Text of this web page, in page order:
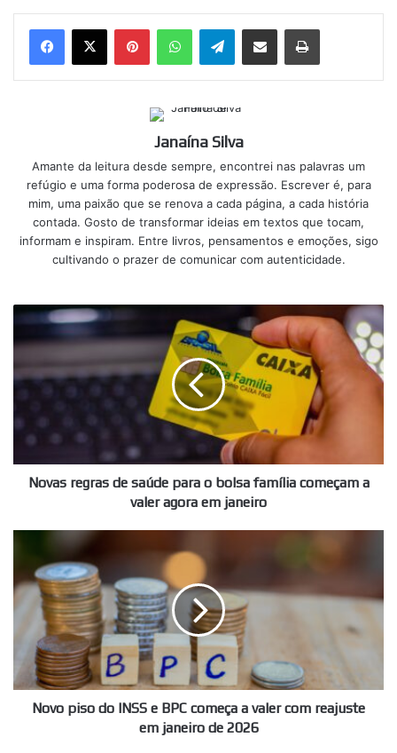
PinterestWhatsAppTelegramCompartilhar via e-mail Imprimir
Janaína Silva
Amante da leitura desde sempre, encontrei nas palavras um
refúgio e uma forma poderosa de expressão. Escrever é, para
mim, uma paixão que se renova a cada página, a cada história
contada. Gosto de transformar ideias em textos que tocam,
informam e inspiram. Entre livros, pensamentos e emoções, sigo
cultivando o prazer de comunicar com autenticidade.
Novas
de
saúde
para
família
começam
Novas regras de saúde para o bolsa família começam a
valer agora em janeiro
INSS
e
BPC
começa
valer
comNovo piso do INSS e BPC começa a valer com reajuste
em janeiro de 2026